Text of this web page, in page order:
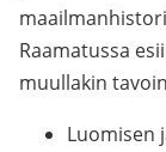
Raamatussa
muullakin
Luomisen